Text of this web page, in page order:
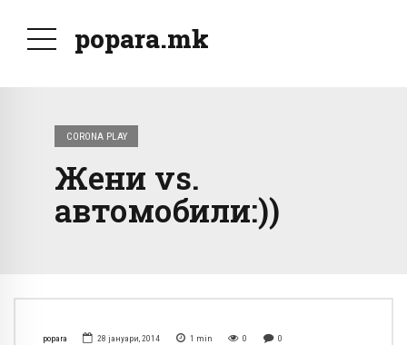
popara.mk
CORONA PLAY
Жени vs.
автомобили:))
popara 28 јануари, 2014 1 min 0 0